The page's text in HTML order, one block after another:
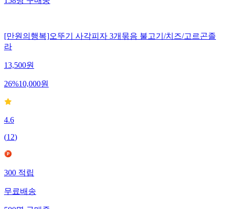
158명구매중
[만원의행복]오뚜기 사각피자 3개묶음 불고기/치즈/고르곤졸
라
13,500원
26%10,000원
4.6
(12)
300적립
무료배송